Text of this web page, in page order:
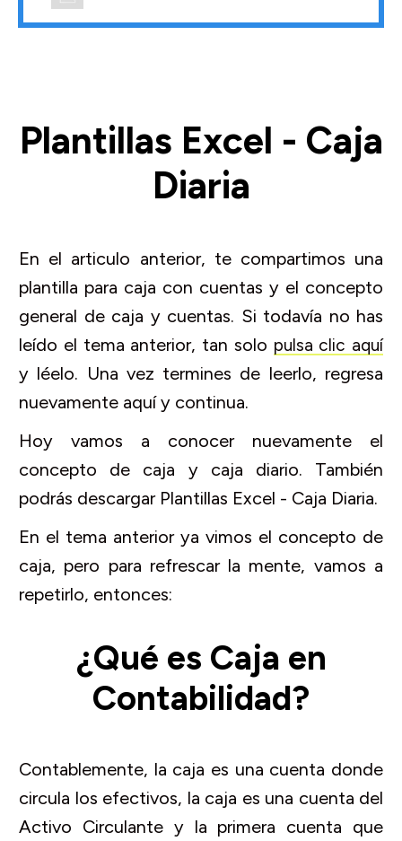
Plantillas Excel - Caja
Diaria
En el articulo anterior, te compartimos una
plantilla para caja con cuentas y el concepto
general de caja y cuentas. Si todavía no has
leído el tema anterior, tan solo pulsa clic aquí
y léelo. Una vez termines de leerlo, regresa
nuevamente aquí y continua.
Hoy vamos a conocer nuevamente el
concepto de caja y caja diario. También
podrás descargar Plantillas Excel - Caja Diaria.
En el tema anterior ya vimos el concepto de
caja, pero para refrescar la mente, vamos a
repetirlo, entonces:
¿Qué es Caja en
Contabilidad?
Contablemente, la caja es una cuenta donde
circula los efectivos, la caja es una cuenta del
Activo Circulante y la primera cuenta que